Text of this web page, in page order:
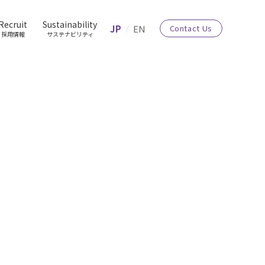
採用情報
Sustainability
サステナビリティ JP EN Contact Us